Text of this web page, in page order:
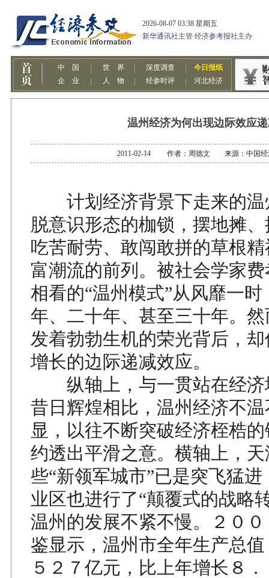
温州经济为何出现边际效应
2011-02-14 作者：周德文 来源：中国经
计划经济背景下走来的温
脱意识形态的枷锁，摆地摊
吃苦耐劳、敢闯敢拼的草根
富潮流的前列。被社会学家
相看的“温州模式”从风靡一
年、二十年、甚至三十年。
发着勃勃生机的荣光背后，
增长的边际递减效应。
纵轴上，与一贯站在经济
昔日辉煌相比，温州经济不
显，以往不断突破经济桎梏
约透出平滑之意。横轴上，
些“新领军城市”已是突飞猛
业区也进行了“颠覆式的战略
温州的发展不紧不慢。２０
鉴显示，温州市全年生产总
５２７亿元，比上年增长８